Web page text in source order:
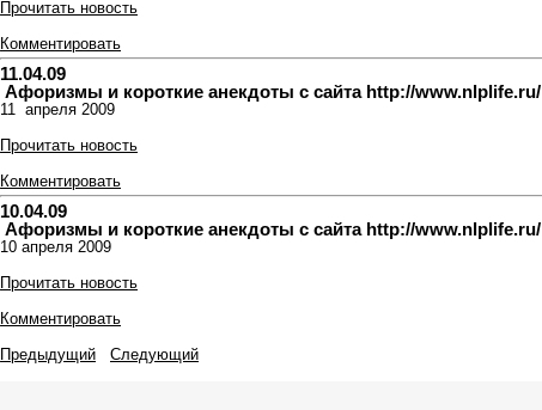
Прочитать новость
Комментировать
11.04.09
Афоризмы и короткие анекдоты с сайта http://www.nlplife.ru/
11 апреля 2009
Прочитать новость
Комментировать
10.04.09
Афоризмы и короткие анекдоты с сайта http://www.nlplife.ru/
10 апреля 2009
Прочитать новость
Комментировать
Предыдущий
Следующий